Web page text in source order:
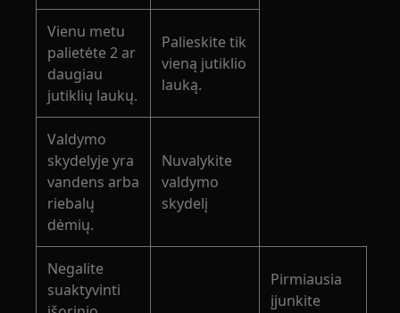
Vienu metu
palietėte 2 ar
daugiau
jutiklių laukų.
Palieskite tik
vieną jutiklio
lauką.
Valdymo
skydelyje yra
vandens arba
riebalų
dėmių.
Nuvalykite
valdymo
skydelį
Negalite
suaktyvinti
Pirmiausia
įjunkite